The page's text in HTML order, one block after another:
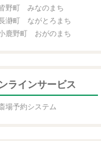
野町 みなのまち
瀞町 ながとろまち
鹿野町 おがのまち
ラインサービス
場予約システム